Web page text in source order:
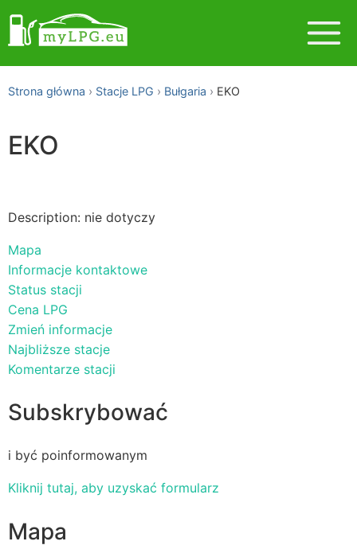
Strona główna Stacje LPG Bułgaria EKO
EKO
Description: nie dotyczy
Mapa
Informacje kontaktowe
Status stacji
Cena LPG
Zmień informacje
Najbliższe stacje
Komentarze stacji
Subskrybować
i być poinformowanym
Kliknij tutaj, aby uzyskać formularz
Mapa